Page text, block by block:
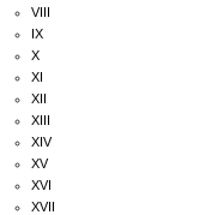
VIII
IX
X
XI
XII
XIII
XIV
XV
XVI
XVII